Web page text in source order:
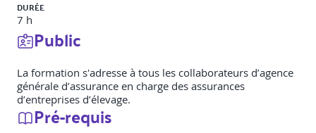
DURÉE
7 h
Public
La formation s'adresse à tous les collaborateurs d’agence
générale d’assurance en charge des assurances
d’entreprises d’élevage.
Pré-requis